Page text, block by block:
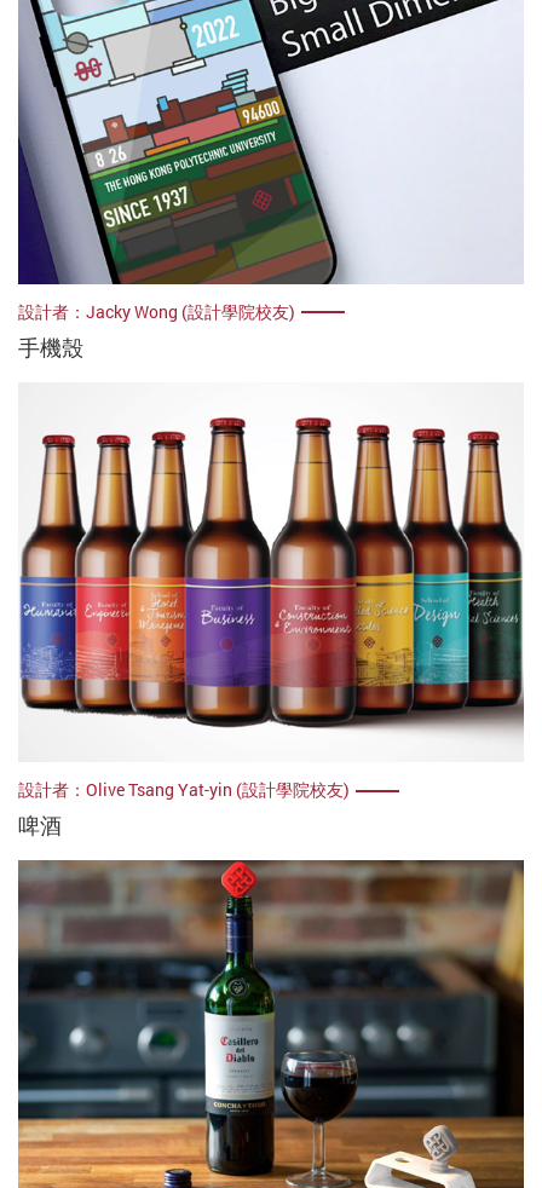
設計者：Jacky Wong (設計學院校友)
手機殼
設計者：Olive Tsang Yat-yin (設計學院校友)
啤酒